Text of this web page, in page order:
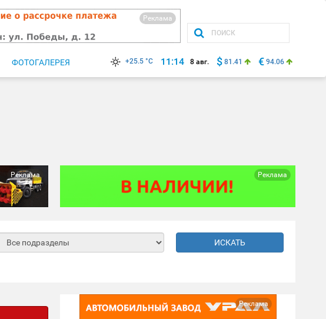
Реклама
ФОТОГАЛЕРЕЯ +25.5 °C 11:14 8 авг. $ 81.41 € 94.06
Реклама Реклама
ИСКАТЬ
Реклама